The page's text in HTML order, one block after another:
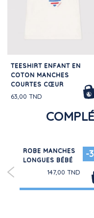
TEESHIRT ENFANT EN
COTON MANCHES
COURTES CŒUR
63,00 TND
-
ROBE MANCHES
LONGUES BÉBÉ
147,00 TND